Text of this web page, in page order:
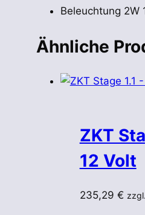
Beleuchtung 2W
Ähnliche
ZKT
12 Volt
235,29 €